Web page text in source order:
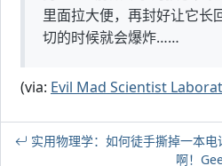
里面拉大便，再封好让它
切的时候就会爆炸……
(via: Evil Mad Scientist
实用物理学：如何徒手撕掉一本电
啊！